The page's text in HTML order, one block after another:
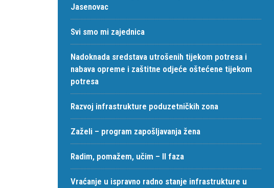
Jasenovac
Svi smo mi zajednica
Nadoknada sredstava utrošenih tijekom potresa i
nabava opreme i zaštitne odjeće oštećene tijekom
potresa
Razvoj infrastrukture poduzetničkih zona
Zaželi – program zapošljavanja žena
Radim, pomažem, učim – II faza
Vraćanje u ispravno radno stanje infrastrukture u